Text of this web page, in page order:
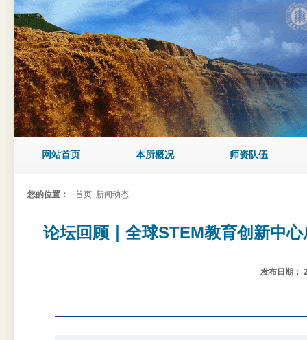
网站首页 本所概况 师资队伍
您的位置： 首页 新闻动态
论坛回顾｜全球STEM教育创新中
发布日期：